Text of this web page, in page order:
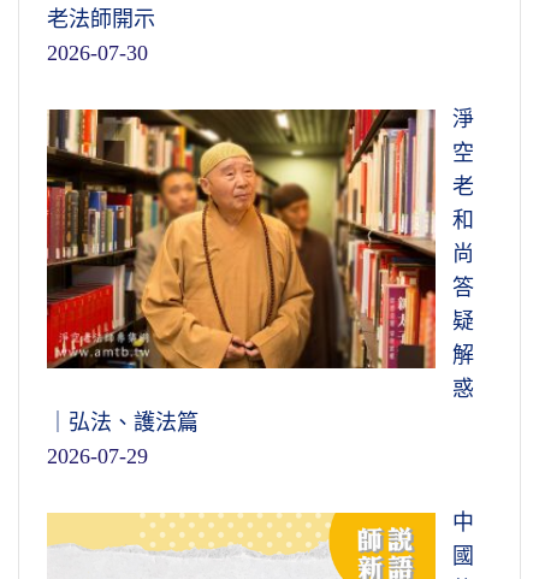
老法師開示
2026-07-30
淨
空
老
和
尚
答
疑
解
惑
｜弘法、護法篇
2026-07-29
中
國